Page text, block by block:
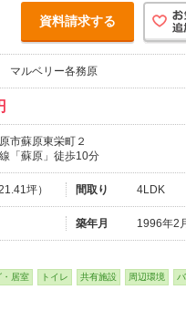
資料請求する
マルベリー各務原
市蘇原東栄町２
「蘇原」徒歩10分
21.41坪） 間取り 4LDK
築年月 1996年2
・居室 トイレ 共有施設 周辺環境